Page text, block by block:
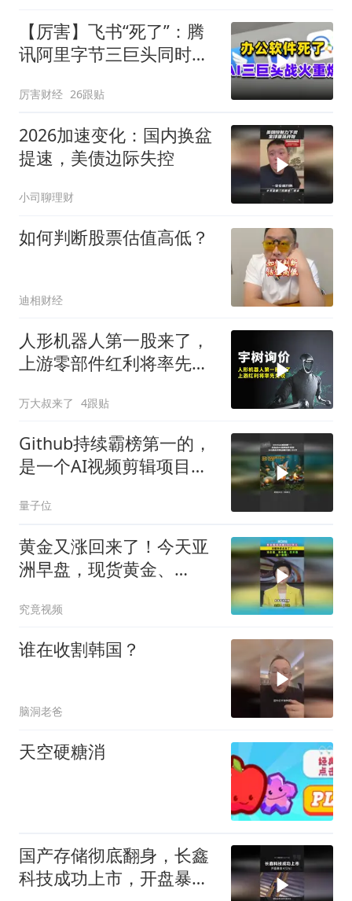
【厉害】飞书“死了”：腾
讯阿里字节三巨头同时掀
厉害财经 26跟贴
2026加速变化：国内换盆
提速，美债边际失控
小司聊理财
如何判断股票估值高低？
迪相财经
人形机器人第一股来了，
上游零部件红利将率先兑
万大叔来了 4跟贴
Github持续霸榜第一的，
是一个AI视频剪辑项目
量子位
黄金又涨回来了！今天亚
洲早盘，现货黄金、
4300美元！
究竟视频
谁在收割韩国？
脑洞老爸
天空硬糖消
国产存储彻底翻身，长鑫
科技成功上市，开盘暴涨